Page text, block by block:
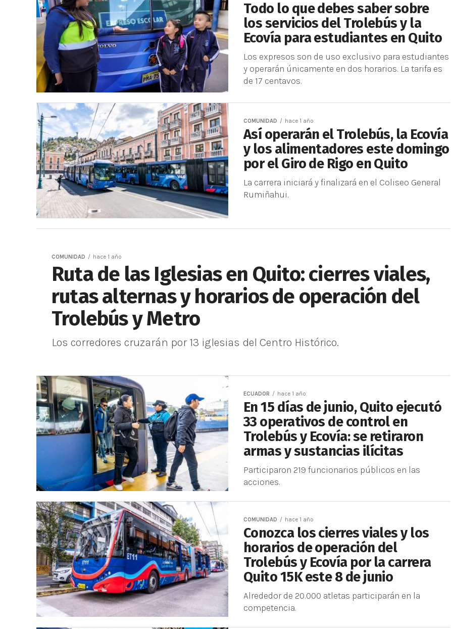
Todo lo que debes saber sobre
los servicios del Trolebús y la
Ecovía para estudiantes en Quito
Los expresos son de uso exclusivo para estudiantes
y operarán únicamente en dos horarios. La tarifa es
de 17 centavos.
COMUNIDAD hace 1 año
Así operarán el Trolebús, la Ecovía
y los alimentadores este domingo
por el Giro de Rigo en Quito
La carrera iniciará y finalizará en el Coliseo General
Rumiñahui.
COMUNIDAD hace 1 año
Ruta de las Iglesias en Quito: cierres viales,
rutas alternas y horarios de operación del
Trolebús y Metro
Los corredores cruzarán por 13 iglesias del Centro Histórico.
ECUADOR hace 1 año
En 15 días de junio, Quito ejecutó
33 operativos de control en
Trolebús y Ecovía: se retiraron
armas y sustancias ilícitas
Participaron 219 funcionarios públicos en las
acciones.
COMUNIDAD hace 1 año
Conozca los cierres viales y los
horarios de operación del
Trolebús y Ecovía por la carrera
Quito 15K este 8 de junio
Alrededor de 20.000 atletas participarán en la
competencia.